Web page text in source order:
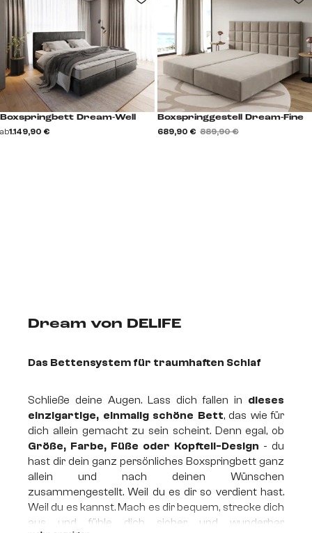
Boxspringbett Dream-Well
ab1.149,90 €
Boxspringgestell Dream-Fine
689,90 € 889,90 €
Dream von DELIFE
Das Bettensystem für traumhaften Schlaf
Schließe deine Augen. Lass dich fallen in dieses
einzigartige, einmalig schöne Bett, das wie für
dich allein gemacht zu sein scheint. Denn egal, ob
Größe, Farbe, Füße oder Kopfteil-Design - du
hast dir dein ganz persönliches Boxspringbett ganz
allein und nach deinen Wünschen
zusammengestellt. Weil du es dir so verdient hast.
Weil du es kannst. Mach es dir bequem, strecke dich
aus und fühle dich sicher und wunderbar